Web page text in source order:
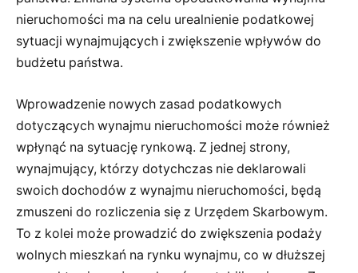
nieruchomości ma na celu urealnienie podatkowej
sytuacji wynajmujących i zwiększenie wpływów do
budżetu państwa.
Wprowadzenie nowych zasad podatkowych
dotyczących wynajmu nieruchomości może również
wpłynąć na sytuację rynkową. Z jednej strony,
wynajmujący, którzy dotychczas nie deklarowali
swoich dochodów z wynajmu nieruchomości, będą
zmuszeni do rozliczenia się z Urzędem Skarbowym.
To z kolei może prowadzić do zwiększenia podaży
wolnych mieszkań na rynku wynajmu, co w dłuższej